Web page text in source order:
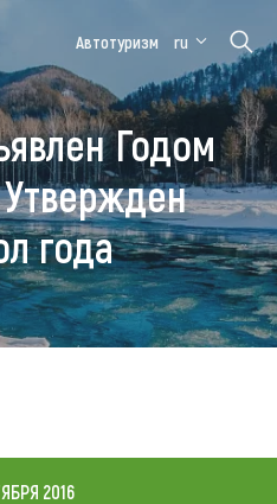
Медицинский
форум
Алтайская
зимовка
Автотуризм ru
Годом
года
2016